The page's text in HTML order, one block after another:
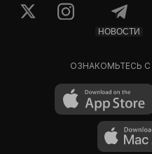
НОВОСТИ
ОЗНАКОМЬТЕСЬ